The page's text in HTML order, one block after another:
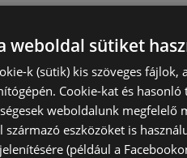
weboldal sütiket
k (sütik) kis szöveges
Cookie-kat és hasonló
weboldalunk megfelelő
származó eszközöket is
(például a